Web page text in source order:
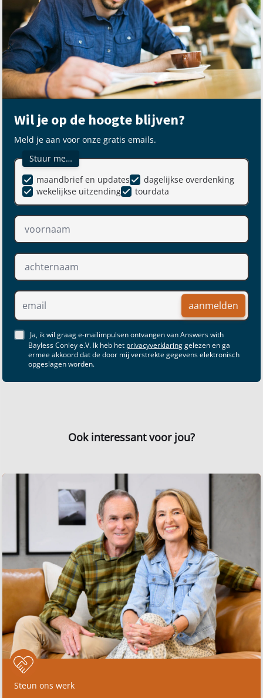
Wil je op de hoogte blijven?
Meld je aan voor onze gratis emails.
Stuur me…
maandbrief en updates
dagelijkse overdenking
wekelijkse uitzending
tourdata
aanmelden
Ja, ik wil graag e-mailimpulsen ontvangen van Answers with
Bayless Conley e.V. Ik heb het privacyverklaringgelezen en ga
ermee akkoord dat de door mij verstrekte gegevens elektronisch
opgeslagen worden.
Ook interessant voor jou?
Steun ons werk